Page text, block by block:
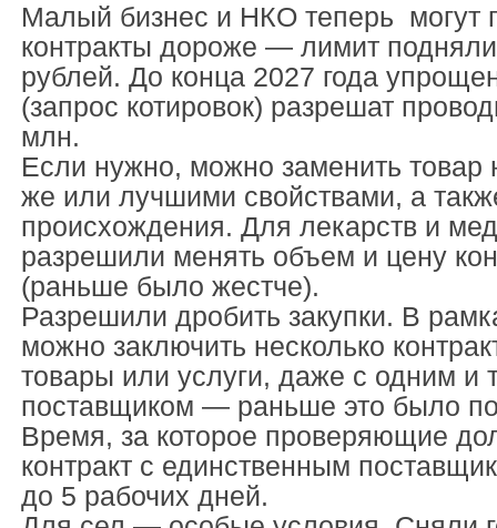
Малый бизнес и НКО теперь могут
контракты дороже — лимит
рублей. До конца 2027 года
(запрос котировок) разрешат
млн.
Если нужно, можно заменить товар
же или лучшими свойствами, а
происхождения. Для лекарств и
разрешили менять объем и цену
(раньше было жестче).
Разрешили дробить закупки. В
можно заключить несколько
товары или услуги, даже с одним и
поставщиком — раньше это было
Время, за которое проверяющие
контракт с единственным
до 5 рабочих дней.